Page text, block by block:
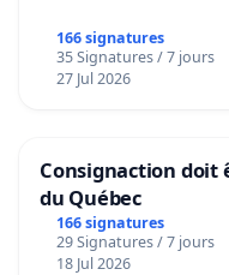
166 signatures
35 Signatures / 7 jours
27 Jul 2026
Consignaction doit
du Québec
166 signatures
29 Signatures / 7 jours
18 Jul 2026